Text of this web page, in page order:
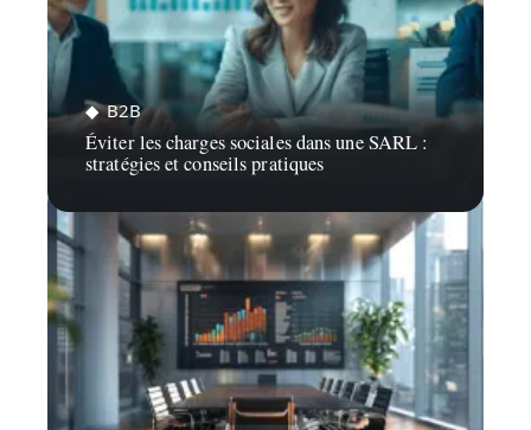
B2B
Éviter les charges sociales dans une SARL :
stratégies et conseils pratiques